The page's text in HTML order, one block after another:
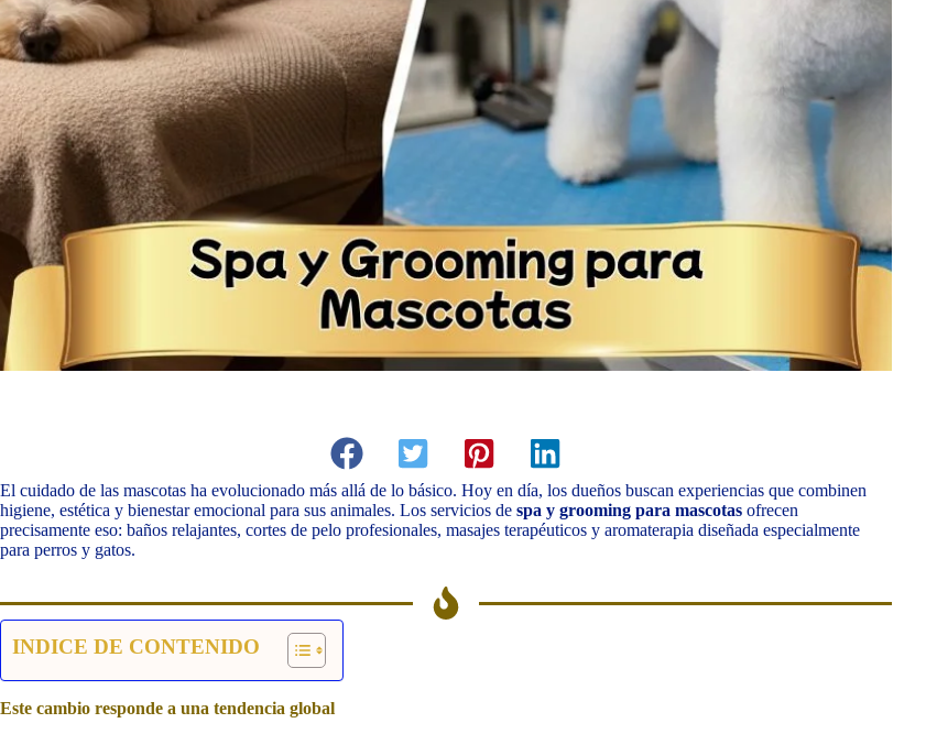
El cuidado de las mascotas ha evolucionado más allá de lo básico. Hoy en día, los dueños buscan experiencias que combinen
higiene, estética y bienestar emocional para sus animales. Los servicios de spa y grooming para mascotas ofrecen
precisamente eso: baños relajantes, cortes de pelo profesionales, masajes terapéuticos y aromaterapia diseñada especialmente
para perros y gatos.
INDICE DE CONTENIDO
Este cambio responde a una tendencia global